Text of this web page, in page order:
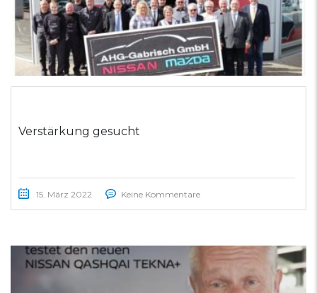
Verstärkung gesucht
15. März 2022 Keine Kommentare